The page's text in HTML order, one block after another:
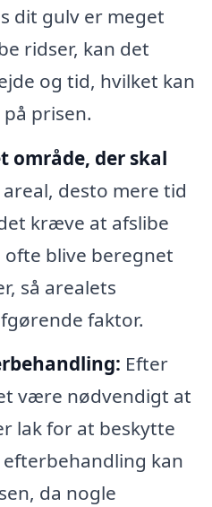
dit gulv er meget
ridser, kan det
og tid, hvilket kan
prisen.
område, der skal
areal, desto mere tid
kræve at afslibe
ofte blive beregnet
så arealets
faktor.
Efter
være nødvendigt at
lak for at beskytte
kan
da nogle